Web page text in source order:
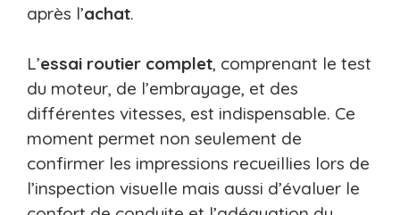
après l’achat.
L’essai routier complet, comprenant le test
du moteur, de l’embrayage, et des
différentes vitesses, est indispensable. Ce
moment permet non seulement de
confirmer les impressions recueillies lors de
l’inspection visuelle mais aussi d’évaluer le